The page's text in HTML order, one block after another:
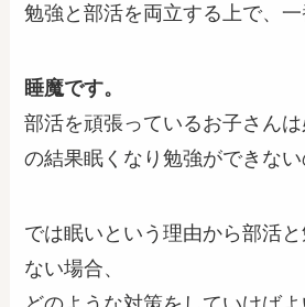
勉強と部活を両立する上で、
睡魔です。
部活を頑張っているお子さん
の結果眠くなり勉強ができない
では眠いという理由から部活
ない場合、